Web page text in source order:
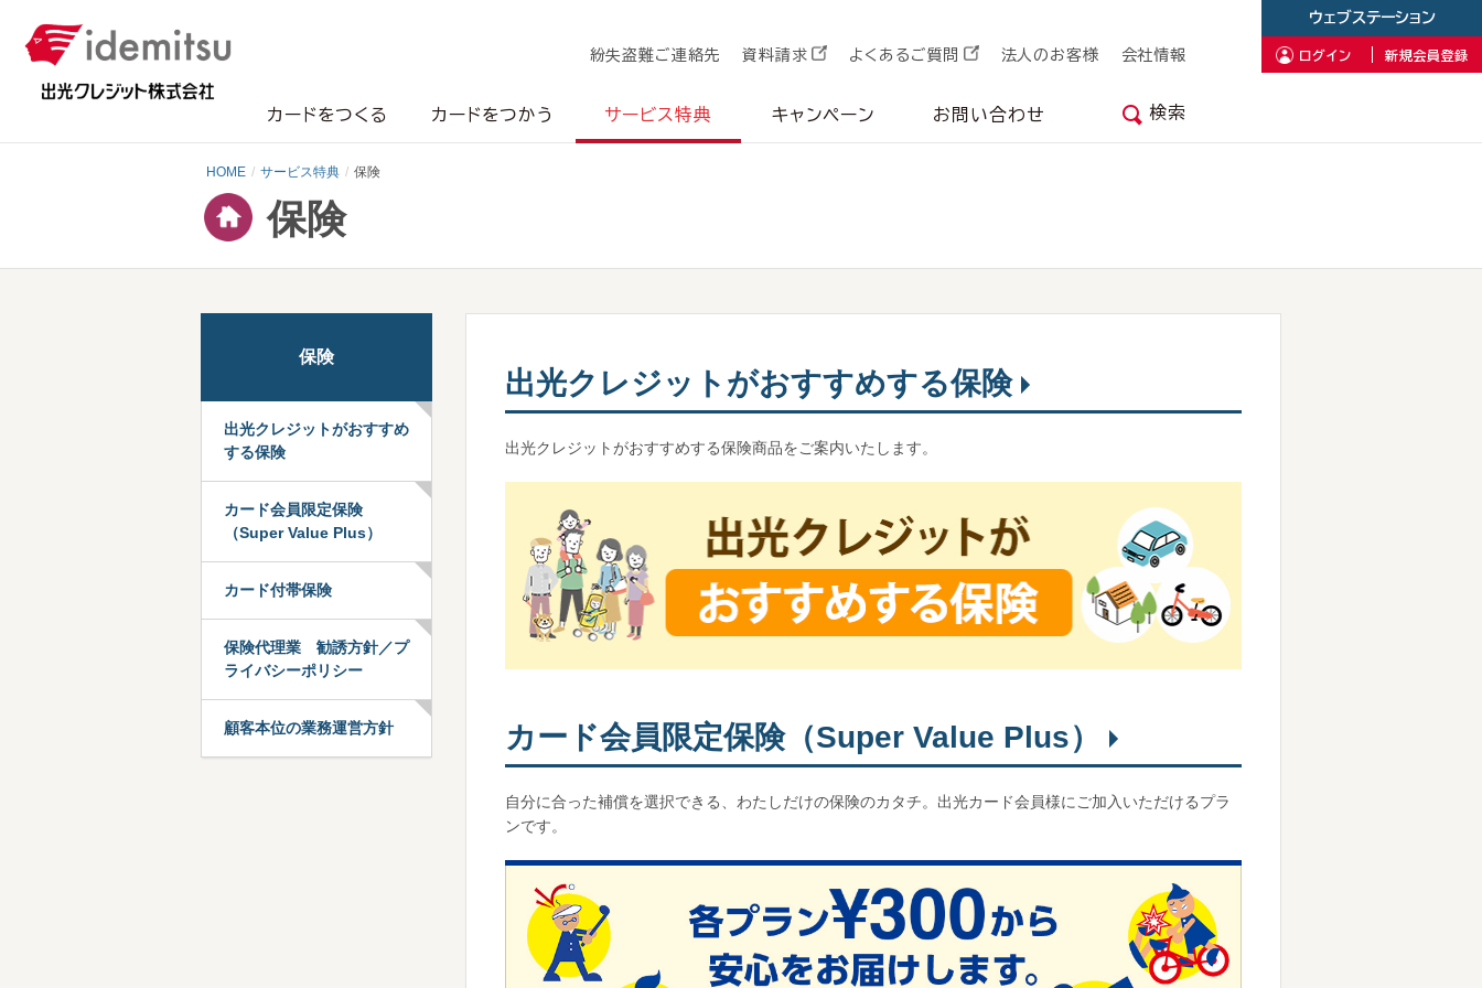
紛失盗難ご連絡先 資料請求 よくあるご質問 法人のお客様 会社情報
カードをつくる カードをつかう サービス特典 キャンペーン お問い合わせ 検索
ウェブステーション
ログイン 新規会員登録
HOME サービス特典 保険
保険
出光クレジットがおすすめする保険
出光クレジットがおすすめする保険商品をご案内いたします。
カード会員限定保険（Super Value Plus）
自分に合った補償を選択できる、わたしだけの保険のカタチ。出光カード会員様にご加入いただけるプラ
ンです。
保険
出光クレジットがおすすめ
する保険
カード会員限定保険
（Super Value Plus）
カード付帯保険
保険代理業 勧誘方針／プ
ライバシーポリシー
顧客本位の業務運営方針